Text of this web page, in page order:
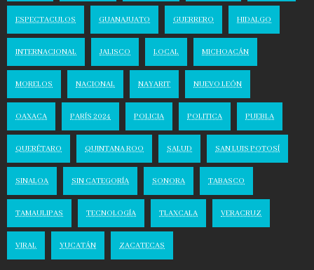
ESPECTACULOS GUANAJUATO GUERRERO HIDALGO
INTERNACIONAL JALISCO LOCAL MICHOACÁN
MORELOS NACIONAL NAYARIT NUEVO LEÓN
OAXACA PARÍS 2024 POLICIA POLITICA PUEBLA
QUERÉTARO QUINTANA ROO SALUD SAN LUIS POTOSÍ
SINALOA SIN CATEGORÍA SONORA TABASCO
TAMAULIPAS TECNOLOGÍA TLAXCALA VERACRUZ
VIRAL YUCATÁN ZACATECAS